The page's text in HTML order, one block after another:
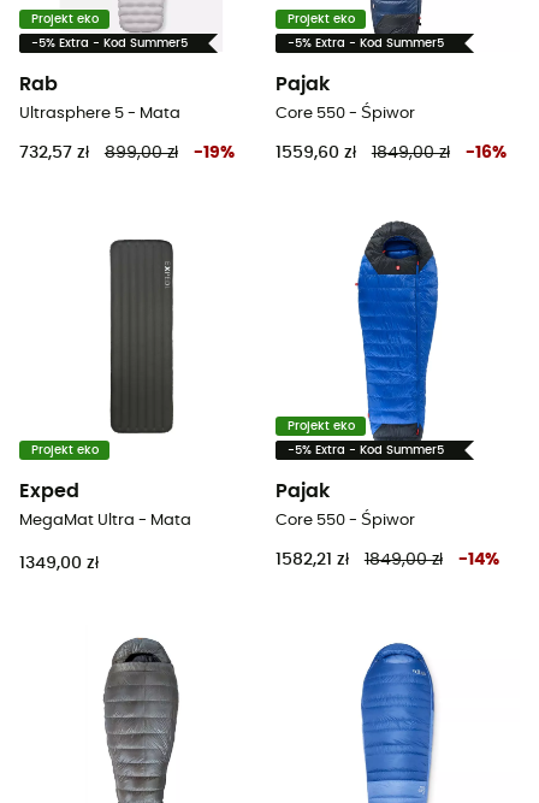
Projekt eko
-5% Extra - Kod Summer5
Rab
Ultrasphere 5 - Mata
732,57 zł 899,00 zł -19%
Projekt eko
-5% Extra - Kod Summer5
Pajak
Core 550 - Śpiwor
1559,60 zł 1849,00 zł -16%
Projekt eko
Exped
MegaMat Ultra - Mata
1349,00 zł
Projekt eko
-5% Extra - Kod Summer5
Pajak
Core 550 - Śpiwor
1582,21 zł 1849,00 zł -14%